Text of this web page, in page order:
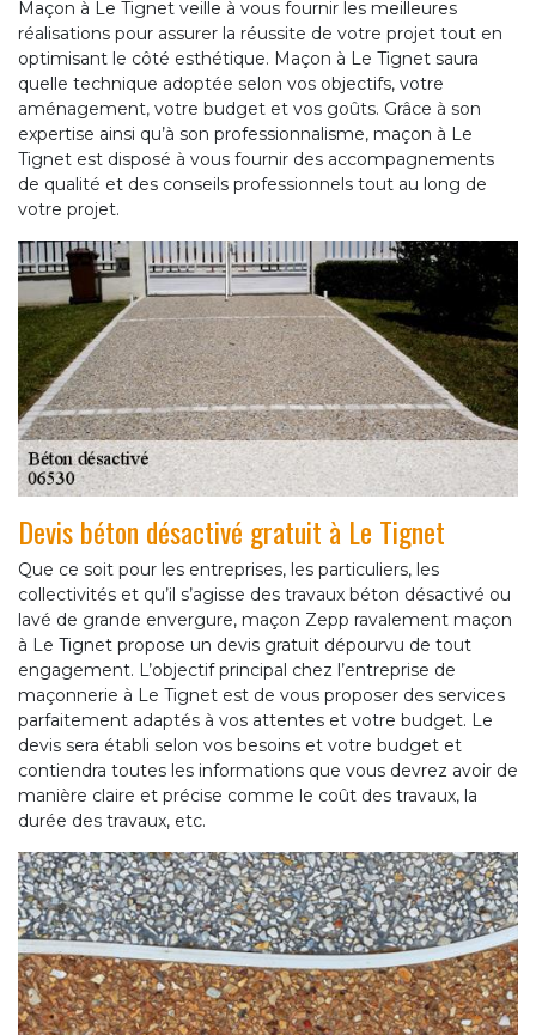
Maçon à Le Tignet veille à vous fournir les meilleures
réalisations pour assurer la réussite de votre projet tout en
optimisant le côté esthétique. Maçon à Le Tignet saura
quelle technique adoptée selon vos objectifs, votre
aménagement, votre budget et vos goûts. Grâce à son
expertise ainsi qu’à son professionnalisme, maçon à Le
Tignet est disposé à vous fournir des accompagnements
de qualité et des conseils professionnels tout au long de
votre projet.
Devis béton désactivé gratuit à Le Tignet
Que ce soit pour les entreprises, les particuliers, les
collectivités et qu’il s’agisse des travaux béton désactivé ou
lavé de grande envergure, maçon Zepp ravalement maçon
à Le Tignet propose un devis gratuit dépourvu de tout
engagement. L’objectif principal chez l’entreprise de
maçonnerie à Le Tignet est de vous proposer des services
parfaitement adaptés à vos attentes et votre budget. Le
devis sera établi selon vos besoins et votre budget et
contiendra toutes les informations que vous devrez avoir de
manière claire et précise comme le coût des travaux, la
durée des travaux, etc.